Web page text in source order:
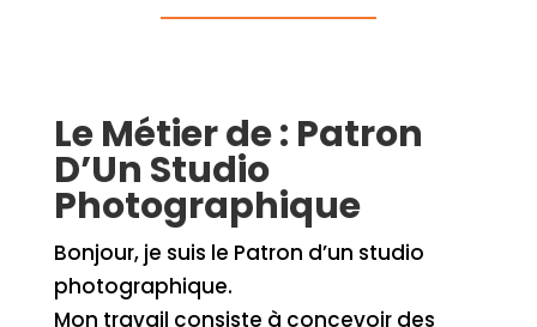
Le Métier de : Patron
D’Un Studio
Photographique
Bonjour, je suis le Patron d’un studio
photographique.
Mon travail consiste à concevoir des